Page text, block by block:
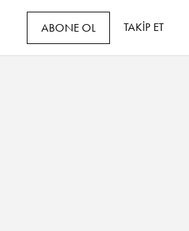
ABONE OL TAKİP ET